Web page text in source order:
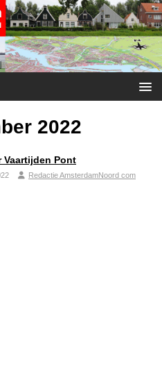
2022
Vaartijden Pont
Redactie AmsterdamNoord com